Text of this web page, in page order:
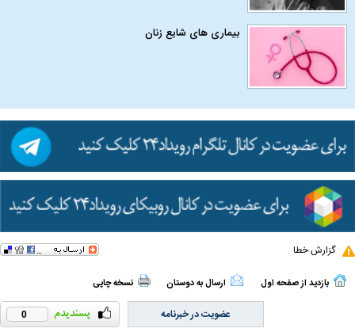
بیماری‌ های شایع زنان
گزارش خطا
بازدید از صفحه اول ارسال به دوستان نسخه چاپی
0 عضویت در خبرنامه